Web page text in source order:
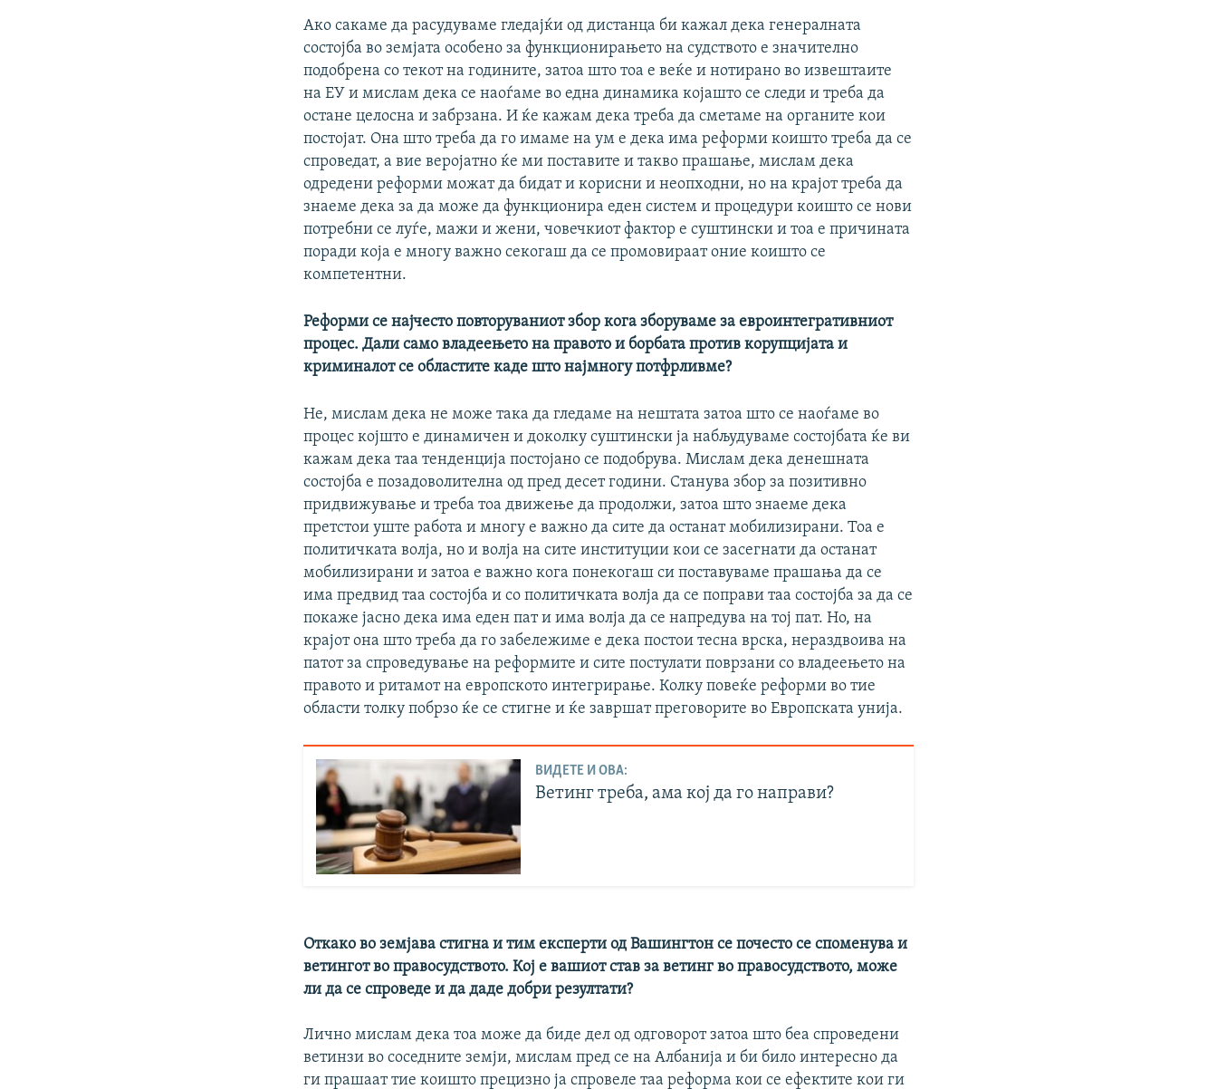
Ако сакаме да расудуваме гледајќи од дистанца би кажал дека генералната
состојба во земјата особено за функционирањето на судството е значително
подобрена со текот на годините, затоа што тоа е веќе и нотирано во извештаите
на ЕУ и мислам дека се наоѓаме во една динамика којашто се следи и треба да
остане целосна и забрзана. И ќе кажам дека треба да сметаме на органите кои
постојат. Она што треба да го имаме на ум е дека има реформи коишто треба да се
спроведат, а вие веројатно ќе ми поставите и такво прашање, мислам дека
одредени реформи можат да бидат и корисни и неопходни, но на крајот треба да
знаеме дека за да може да функционира еден систем и процедури коишто се нови
потребни се луѓе, мажи и жени, човечкиот фактор е суштински и тоа е причината
поради која е многу важно секогаш да се промовираат оние коишто се
компетентни.
Реформи се најчесто повторуваниот збор кога зборуваме за евроинтегративниот
процес. Дали само владеењето на правото и борбата против корупцијата и
криминалот се областите каде што најмногу потфрливме?
Не, мислам дека не може така да гледаме на нештата затоа што се наоѓаме во
процес којшто е динамичен и доколку суштински ја набљудуваме состојбата ќе ви
кажам дека таа тенденција постојано се подобрува. Мислам дека денешната
состојба е позадоволителна од пред десет години. Станува збор за позитивно
придвижување и треба тоа движење да продолжи, затоа што знаеме дека
претстои уште работа и многу е важно да сите да останат мобилизирани. Тоа е
политичката волја, но и волја на сите институции кои се засегнати да останат
мобилизирани и затоа е важно кога понекогаш си поставуваме прашања да се
има предвид таа состојба и со политичката волја да се поправи таа состојба за да се
покаже јасно дека има еден пат и има волја да се напредува на тој пат. Но, на
крајот она што треба да го забележиме е дека постои тесна врска, нераздвоива на
патот за спроведување на реформите и сите постулати поврзани со владеењето на
правото и ритамот на европското интегрирање. Колку повеќе реформи во тие
области толку побрзо ќе се стигне и ќе завршат преговорите во Европската унија.
ВИДЕТЕ И ОВА:
Ветинг треба, ама кој да го направи?
Откако во земјава стигна и тим експерти од Вашингтон се почесто се споменува и
ветингот во правосудството. Кој е вашиот став за ветинг во правосудството, може
ли да се спроведе и да даде добри резултати?
Лично мислам дека тоа може да биде дел од одговорот затоа што беа спроведени
ветинзи во соседните земји, мислам пред се на Албанија и би било интересно да
ги прашаат тие коишто прецизно ја спровеле таа реформа кои се ефектите кои ги